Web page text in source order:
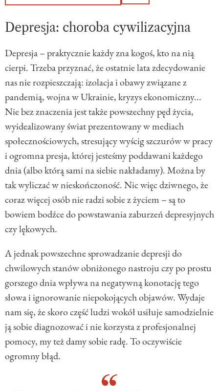
Depresja: choroba cywilizacyjna
Depresja – praktycznie każdy zna kogoś, kto na nią
cierpi. Trzeba przyznać, że ostatnie lata zdecydowanie
nas nie rozpieszczają: izolacja i obawy związane z
pandemią, wojna w Ukrainie, kryzys ekonomiczny...
Nie bez znaczenia jest także powszechny pęd życia,
wyidealizowany świat prezentowany w mediach
społecznościowych, stresujący wyścig szczurów w pracy
i ogromna presja, której jesteśmy poddawani każdego
dnia (albo którą sami na siebie nakładamy). Można by
tak wyliczać w nieskończoność. Nic więc dziwnego, że
coraz więcej osób nie radzi sobie z życiem – są to
bowiem bodźce do powstawania zaburzeń depresyjnych
czy lękowych.
A jednak powszechne sprowadzanie depresji do
chwilowych stanów obniżonego nastroju czy po prostu
gorszego dnia wpływa na negatywną konotację tego
słowa i ignorowanie niepokojących objawów. Wydaje
nam się, że skoro część ludzi wokół usiłuje samodzielnie
ją sobie diagnozować i nie korzysta z profesjonalnej
pomocy, my też damy sobie radę. To oczywiście
ogromny błąd.